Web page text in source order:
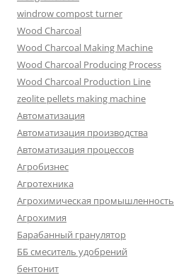
windrow compost turner
Wood Charcoal
Wood Charcoal Making Machine
Wood Charcoal Producing Process
Wood Charcoal Production Line
zeolite pellets making machine
Автоматизация
Автоматизация производства
Автоматизация процессов
Агробизнес
Агротехника
Агрохимическая промышленность
Агрохимия
Барабанный гранулятор
ББ смеситель удобрений
бентонит